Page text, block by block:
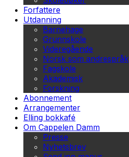
Forfattere
Utdanning
Barnehage
Grunnskole
Videregående
Norsk som andrespråk
Fagskole
Akademisk
Forskning
Abonnement
Arrangementer
Elling bokkafé
Om Cappelen Damm
Presse
Nyhetsbrev